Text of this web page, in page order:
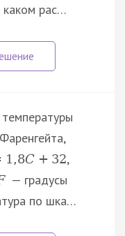
рас…
1 ,8C + 32,
— градусы
по шка…